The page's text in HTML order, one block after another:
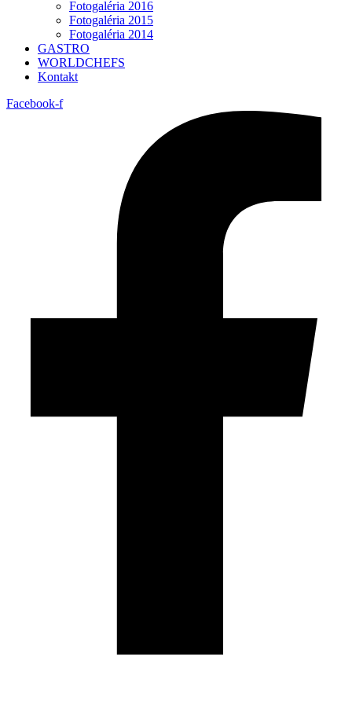
Fotogaléria 2016
Fotogaléria 2015
Fotogaléria 2014
GASTRO
WORLDCHEFS
Kontakt
Facebook-f